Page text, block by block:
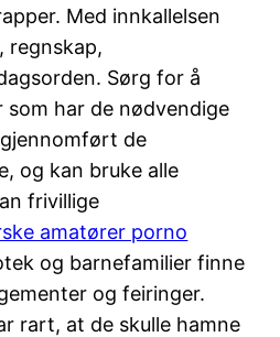
Med innkallelsen
regnskap,
Sørg for å
som har de nødvendige
de
og kan bruke alle
frivillige
amatører porno
og barnefamilier finne
og feiringer.
rart, at de skulle hamne